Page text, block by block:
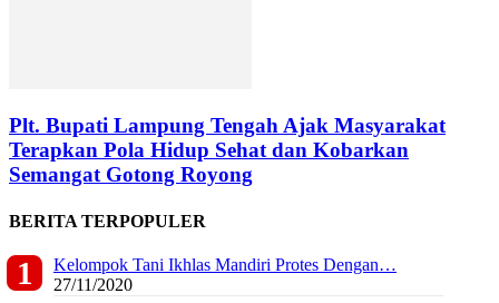
Plt. Bupati Lampung Tengah Ajak Masyarakat
Terapkan Pola Hidup Sehat dan Kobarkan
Semangat Gotong Royong
BERITA TERPOPULER
Kelompok Tani Ikhlas Mandiri Protes Dengan…
27/11/2020